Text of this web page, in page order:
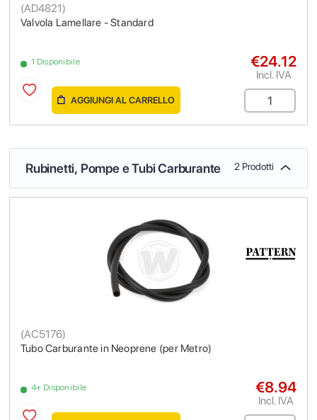
Valvola Lamellare - Standard
(AD4821)
1 Disponibile €24.12
Incl. IVA
AGGIUNGI AL CARRELLO
Rubinetti, Pompe e Tubi Carburante 2 Prodotti
Tubo Carburante in Neoprene (per Metro)
(AC5176)
4+ Disponibile €8.94
Incl. IVA